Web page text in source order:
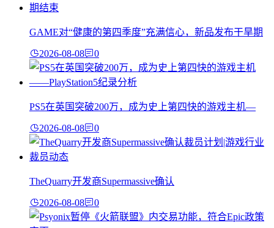
GAME对“健康的第四季度”充满信心，新品发布干旱期
2026-08-08 0
PS5在英国突破200万，成为史上第四快的游戏主机—
2026-08-08 0
TheQuarry开发商Supermassive确认
2026-08-08 0